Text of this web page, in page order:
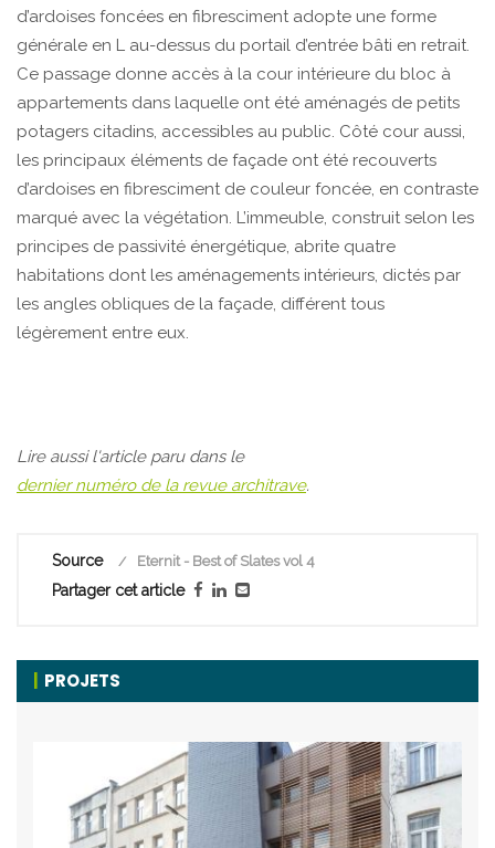
d’ardoises foncées en fibresciment adopte une forme
générale en L au-dessus du portail d’entrée bâti en retrait.
Ce passage donne accès à la cour intérieure du bloc à
appartements dans laquelle ont été aménagés de petits
potagers citadins, accessibles au public. Côté cour aussi,
les principaux éléments de façade ont été recouverts
d’ardoises en fibresciment de couleur foncée, en contraste
marqué avec la végétation. L’immeuble, construit selon les
principes de passivité énergétique, abrite quatre
habitations dont les aménagements intérieurs, dictés par
les angles obliques de la façade, différent tous
légèrement entre eux.
Lire aussi l'article paru dans le
dernier numéro de la revue architrave.
Source Eternit - Best of Slates vol 4
Partager cet article
PROJETS